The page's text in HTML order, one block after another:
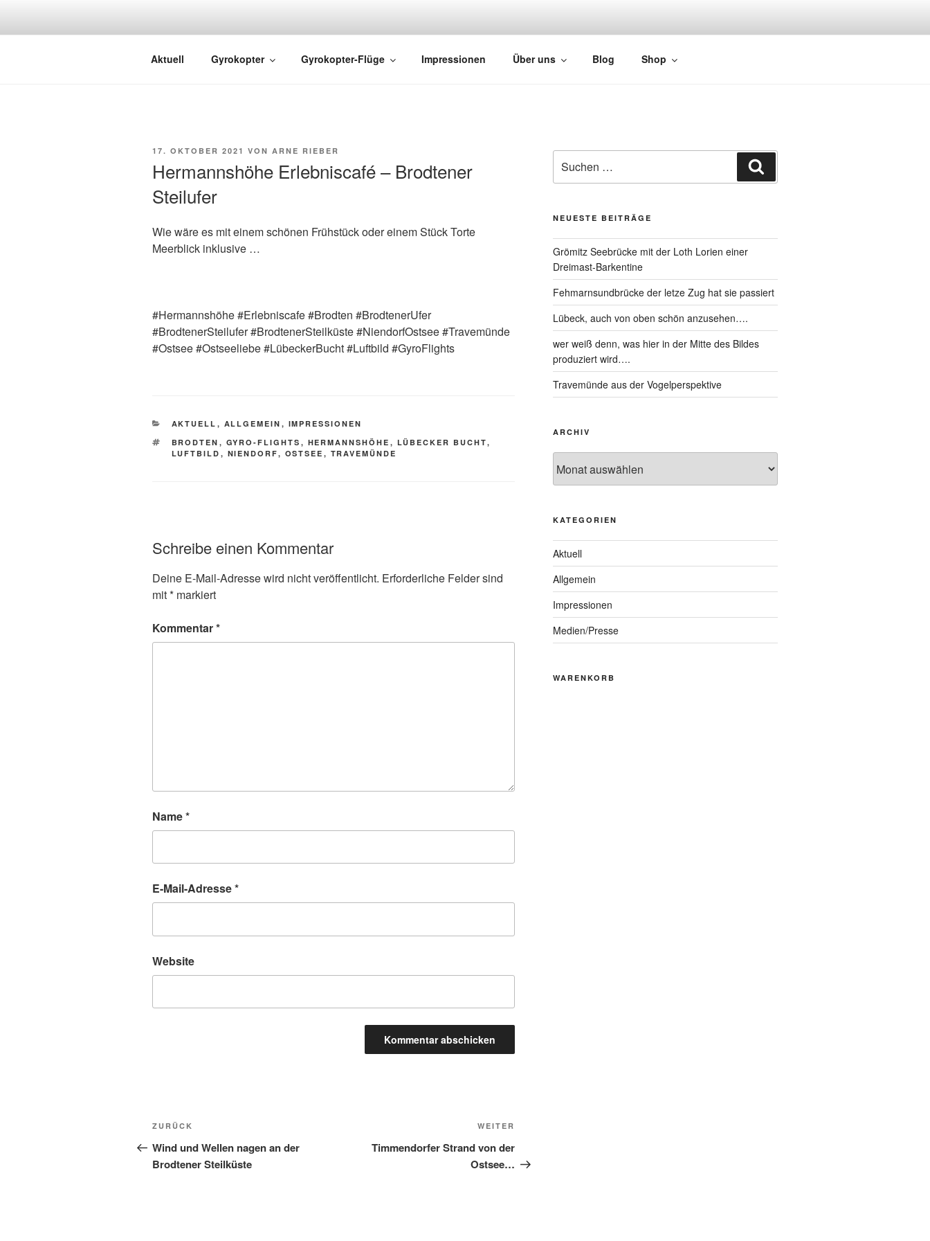
GYRO FLIGHTS
Rundflüge mit dem Gyrocopter
Aktuell Gyrokopter Gyrokopter-Flüge Impressionen Über uns Blog Shop
17. OKTOBER 2021 VON ARNE RIEBER
Hermannshöhe Erlebniscafé – Brodtener
Steilufer
Wie wäre es mit einem schönen Frühstück oder einem Stück Torte
Meerblick inklusive …
#Hermannshöhe #Erlebniscafe #Brodten #BrodtenerUfer
#BrodtenerSteilufer #BrodtenerSteilküste #NiendorfOstsee #Travemünde
#Ostsee #Ostseeliebe #LübeckerBucht #Luftbild #GyroFlights
AKTUELL , ALLGEMEIN , IMPRESSIONEN
BRODTEN , GYRO-FLIGHTS , HERMANNSHÖHE , LÜBECKER BUCHT,
LUFTBILD , NIENDORF, OSTSEE , TRAVEMÜNDE
Schreibe einen Kommentar
Deine E-Mail-Adresse wird nicht veröffentlicht. Erforderliche Felder sind
mit* markiert
Kommentar*
Name*
E-Mail-Adresse*
Website
ZURÜCK
Wind und Wellen nagen an der
Brodtener Steilküste
WEITER
Timmendorfer Strand von der
Ostsee…
NEUESTE BEITRÄGE
Grömitz Seebrücke mit der Loth Lorien einer
Dreimast-Barkentine
Fehmarnsundbrücke der letze Zug hat sie passiert
Lübeck, auch von oben schön anzusehen….
wer weiß denn, was hier in der Mitte des Bildes
produziert wird….
Travemünde aus der Vogelperspektive
ARCHIV
KATEGORIEN
Aktuell
Allgemein
Impressionen
Medien/Presse
WARENKORB